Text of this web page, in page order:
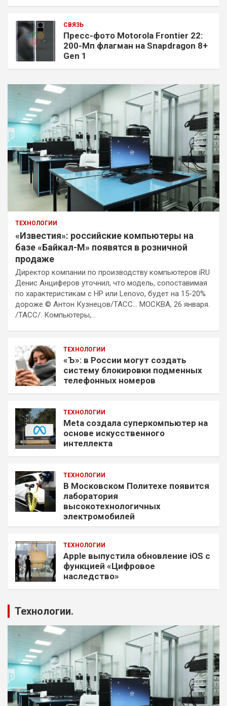
СВЯЗЬ
Пресс-фото Motorola Frontier 22:
200-Мп флагман на Snapdragon 8+
Gen 1
ТЕХНОЛОГИИ
«Известия»: российские компьютеры на
базе «Байкал-М» появятся в розничной
продаже
Директор компании по производству компьютеров iRU
Денис Анциферов уточнил, что модель, сопоставимая
по характеристикам с HP или Lenovo, будет на 15-20%
дороже © Антон Кузнецов/ТАСС… МОСКВА, 26 января.
/ТАСС/. Компьютеры,…
ТЕХНОЛОГИИ
«Ъ»: в России могут создать
систему блокировки подменных
телефонных номеров
ТЕХНОЛОГИИ
Meta создала суперкомпьютер на
основе искусственного
интеллекта
ТЕХНОЛОГИИ
В Московском Политехе появится
лаборатория
высокотехнологичных
электромобилей
ТЕХНОЛОГИИ
Apple выпустила обновление iOS с
функцией «Цифровое
наследство»
Технологии.